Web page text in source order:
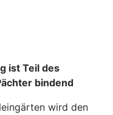
ist Teil des
bindend
wird den